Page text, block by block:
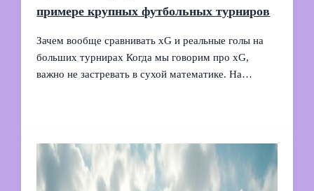
примере крупных футбольных турниров
Зачем вообще сравнивать xG и реальные голы на
больших турнирах Когда мы говорим про xG,
важно не застревать в сухой математике. На…